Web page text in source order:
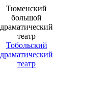
Тюменский
большой
драматический
театр
Тобольский
драматический
театр